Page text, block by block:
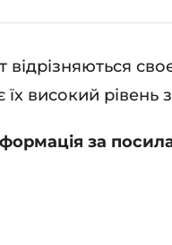
відрізняються
їх високий
за